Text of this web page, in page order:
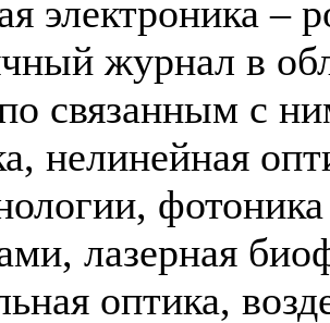
электроника –
журнал в
связанным с
нелинейная
лазерная
оптика,